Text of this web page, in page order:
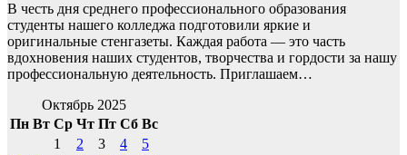
В честь дня среднего профессионального образования
студенты нашего колледжа подготовили яркие и
оригинальные стенгазеты. Каждая работа — это часть
вдохновения наших студентов, творчества и гордости за нашу
профессиональную деятельность. Приглашаем…
Октябрь 2025
Пн Вт Ср Чт Пт Сб Вс
1
2 3 4
5